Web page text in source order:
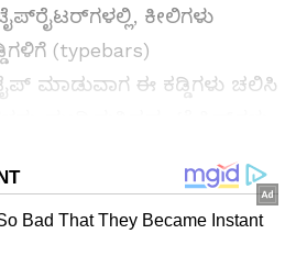
ಕೀಲಿಗಳು
(typebars)
ಮಾಡುವಾಗ ಈ ಕಡ್ಡಿಗಳು ಚಲಿಸಿ
ಅಕ್ಷರಗಳನ್ನು ಒತ್ತಿದಾಗ,
ಒಂದಕ್ಕೊಂದು ತಾಗಿ
ಇದರಿಂದ ಟೈಪಿಂಗ್ ನಿಂತುಹೋಗಿ,